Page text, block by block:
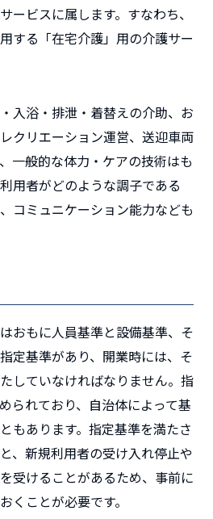
ービスに属します。すなわち、
する「在宅介護」用の介護サー
入浴・排泄・着替えの介助、お
クリエーション運営、送迎車両
一般的な体力・ケアの技術はも
用者がどのような調子である
コミュニケーション能力なども
おもに人員基準と設備基準、そ
定基準があり、開業時には、そ
していなければなりません。指
られており、自治体によって基
もあります。指定基準を満たさ
、新規利用者の受け入れ停止や
受けることがあるため、事前に
くことが必要です。